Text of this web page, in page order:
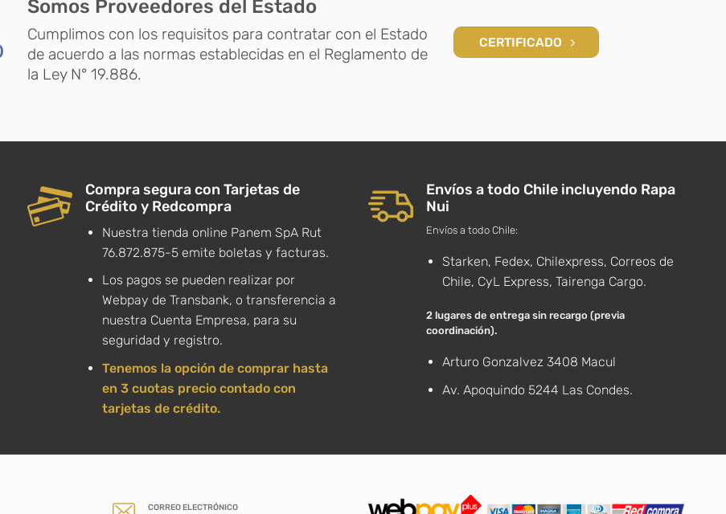
Somos Proveedores del Estado
Cumplimos con los requisitos para contratar con el Estado
de acuerdo a las normas establecidas en el Reglamento de
la Ley N° 19.886.
CERTIFICADO
Compra segura con Tarjetas de
Crédito y Redcompra
Nuestra tienda online Panem SpA Rut
76.872.875-5 emite boletas y facturas.
Los pagos se pueden realizar por
Webpay de Transbank, o transferencia a
nuestra Cuenta Empresa, para su
seguridad y registro.
Tenemos la opción de comprar hasta
en 3 cuotas precio contado con
tarjetas de crédito.
Envíos a todo Chile incluyendo Rapa
Nui
Envíos a todo Chile:
Starken, Fedex, Chilexpress, Correos de
Chile, CyL Express, Tairenga Cargo.
2 lugares de entrega sin recargo (previa
coordinación).
Arturo Gonzalvez 3408 Macul
Av. Apoquindo 5244 Las Condes.
CORREO ELECTRÓNICO